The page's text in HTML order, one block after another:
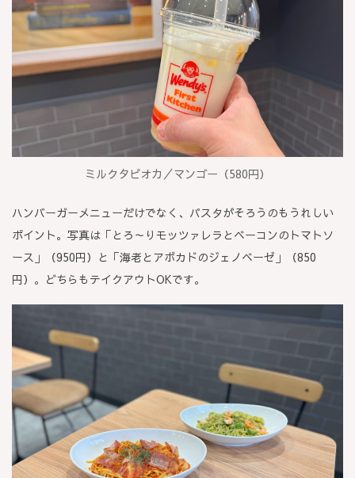
ミルクタピオカ／マンゴー（580円）
ハンバーガーメニューだけでなく、パスタがそろうのもうれしい
ポイント。写真は「とろ～りモッツァレラとベーコンのトマトソ
ース」（950円）と「海老とアボカドのジェノベーゼ」（850
円）。どちらもテイクアウトOKです。